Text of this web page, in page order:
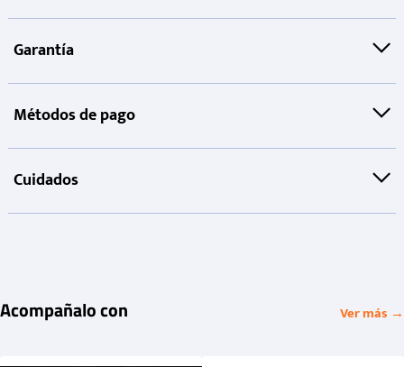
Garantía
Métodos de pago
Cuidados
Acompañalo con Ver más →